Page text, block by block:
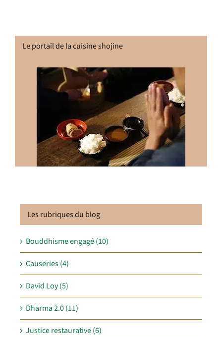
Le portail de la cuisine shojine
Les rubriques du blog
Bouddhisme engagé (10)
Causeries (4)
David Loy (5)
Dharma 2.0 (11)
Justice restaurative (6)